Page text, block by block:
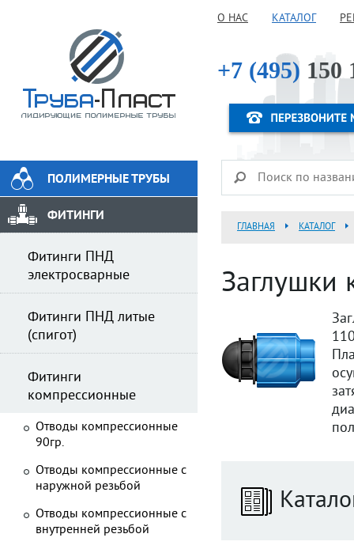
О НАС КАТАЛОГ
+7 (495) 150
ГЛАВНАЯ КАТАЛОГ
Заглушки
ПОЛИМЕРНЫЕ ТРУБЫ
ФИТИНГИ
Фитинги ПНД
электросварные
Фитинги ПНД литые
(спигот)
Фитинги
компрессионные
Отводы компрессионные
90гр.
Отводы компрессионные с
наружной резьбой
Отводы компрессионные с
внутренней резьбой